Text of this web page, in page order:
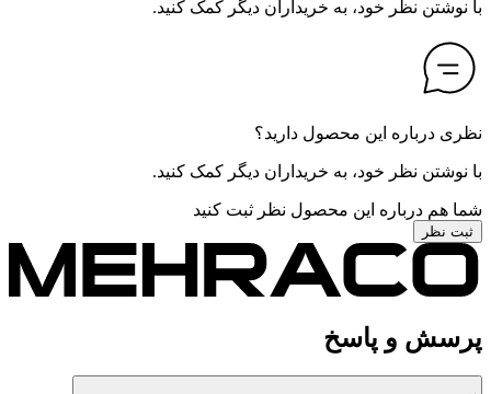
با نوشتن نظر خود، به خریداران دیگر کمک کنید.
نظری درباره این محصول دارید؟
با نوشتن نظر خود، به خریداران دیگر کمک کنید.
شما هم درباره این محصول نظر ثبت کنید
ثبت نظر
پرسش و پاسخ